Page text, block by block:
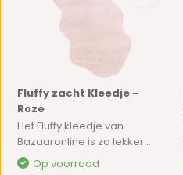
Fluffy zacht Kleedje -
Roze
Het Fluffy kleedje van
Bazaaronline is zo lekker...
Op voorraad